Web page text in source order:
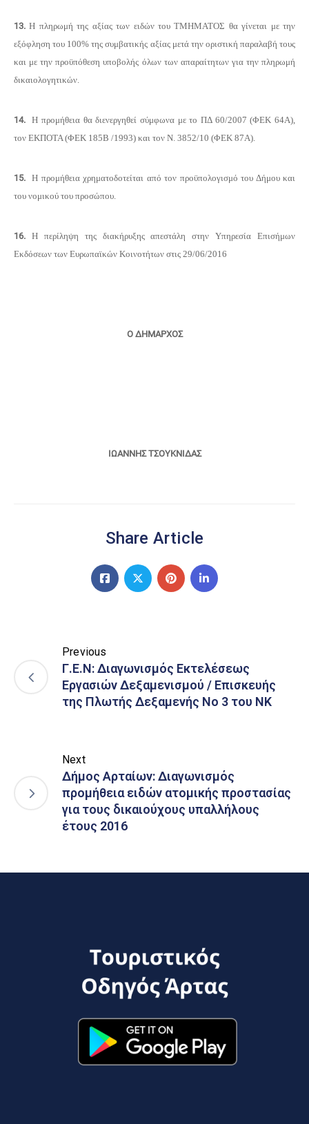
13. Η πληρωμή της αξίας των ειδών του ΤΜΗΜΑΤΟΣ θα γίνεται με την
εξόφληση του 100% της συμβατικής αξίας μετά την οριστική παραλαβή τους
και με την προϋπόθεση υποβολής όλων των απαραίτητων για την πληρωμή
δικαιολογητικών.
14. Η προμήθεια θα διενεργηθεί σύμφωνα με το ΠΔ 60/2007 (ΦΕΚ 64Α),
τον ΕΚΠΟΤΑ (ΦΕΚ 185Β /1993) και τον Ν. 3852/10 (ΦΕΚ 87Α).
15. Η προμήθεια χρηματοδοτείται από τον προϋπολογισμό του Δήμου και
του νομικού του προσώπου.
16. Η περίληψη της διακήρυξης απεστάλη στην Υπηρεσία Επισήμων
Εκδόσεων των Ευρωπαϊκών Κοινοτήτων στις 29/06/2016
Ο ΔΗΜΑΡΧΟΣ
ΙΩΑΝΝΗΣ ΤΣΟΥΚΝΙΔΑΣ
Share Article
Previous
Γ.Ε.Ν: Διαγωνισμός Εκτελέσεως
Εργασιών Δεξαμενισμού / Επισκευής
της Πλωτής Δεξαμενής Νο 3 του ΝΚ
Next
Δήμος Αρταίων: Διαγωνισμός
προμήθεια ειδών ατομικής προστασίας
για τους δικαιούχους υπαλλήλους
έτους 2016